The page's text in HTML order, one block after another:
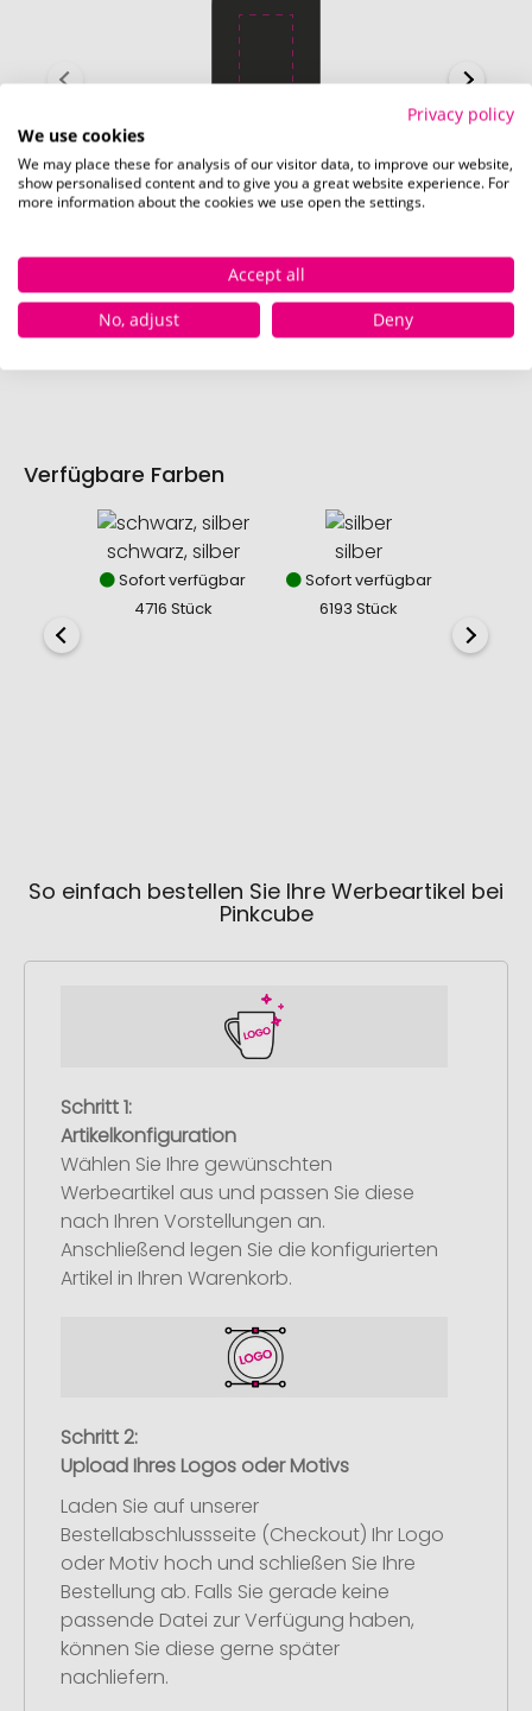
mittig auf Flasche (100 x 35 mm)
Schnell und einfach
die Standskizze
herunterladen.
Verfügbare Farben
schwarz, silber
Sofort verfügbar
4716 Stück
silber
Sofort verfügbar
6193 Stück
So einfach bestellen Sie Ihre Werbeartikel bei
Pinkcube
Schritt 1:
Artikelkonfiguration
Wählen Sie Ihre gewünschten
Werbeartikel aus und passen Sie diese
nach Ihren Vorstellungen an.
Anschließend legen Sie die konfigurierten
Artikel in Ihren Warenkorb.
Schritt 2:
Upload Ihres Logos oder Motivs
Laden Sie auf unserer
Bestellabschlussseite (Checkout) Ihr Logo
oder Motiv hoch und schließen Sie Ihre
Bestellung ab. Falls Sie gerade keine
passende Datei zur Verfügung haben,
können Sie diese gerne später
nachliefern.
Privacy policy
We use cookies
We may place these for analysis of our visitor data, to improve our website,
show personalised content and to give you a great website experience. For
more information about the cookies we use open the settings.
Accept all
No, adjust
Deny